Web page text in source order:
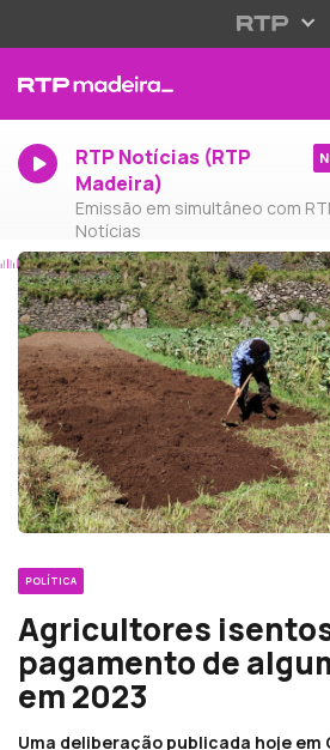
RTP Notícias (RTP
Madeira)
Emissão em simultâneo com
Notícias
POLÍTICA
Agricultores
pagamento de
em 2023
Uma deliberação publicada hoje em